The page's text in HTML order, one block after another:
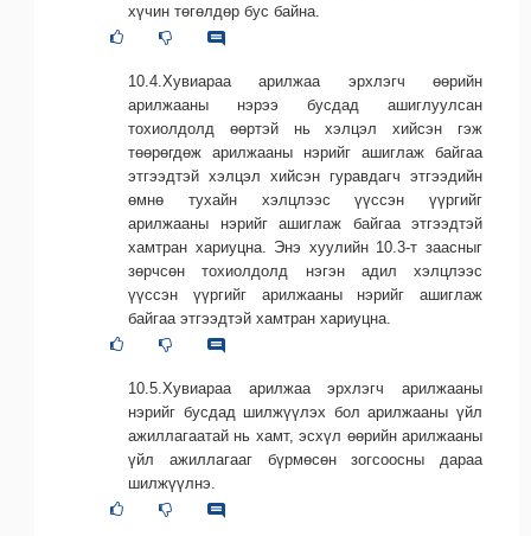
хүчин төгөлдөр бус байна.
10.4.Хувиараа арилжаа эрхлэгч өөрийн
арилжааны нэрээ бусдад ашиглуулсан
тохиолдолд өөртэй нь хэлцэл хийсэн гэж
төөрөгдөж арилжааны нэрийг ашиглаж байгаа
этгээдтэй хэлцэл хийсэн гуравдагч этгээдийн
өмнө тухайн хэлцлээс үүссэн үүргийг
арилжааны нэрийг ашиглаж байгаа этгээдтэй
хамтран хариуцна. Энэ хуулийн 10.3-т заасныг
зөрчсөн тохиолдолд нэгэн адил хэлцлээс
үүссэн үүргийг арилжааны нэрийг ашиглаж
байгаа этгээдтэй хамтран хариуцна.
10.5.Хувиараа арилжаа эрхлэгч арилжааны
нэрийг бусдад шилжүүлэх бол арилжааны үйл
ажиллагаатай нь хамт, эсхүл өөрийн арилжааны
үйл ажиллагааг бүрмөсөн зогсоосны дараа
шилжүүлнэ.